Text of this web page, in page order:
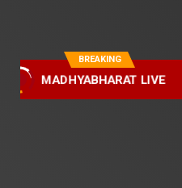
BREAKING
MADHYABHARAT LIVE